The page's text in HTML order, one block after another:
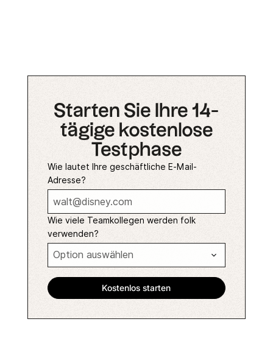
Starten Sie Ihre 14-
tägige kostenlose
Testphase
Wie lautet Ihre geschäftliche E-Mail-
Adresse?
Wie viele Teamkollegen werden folk
verwenden?